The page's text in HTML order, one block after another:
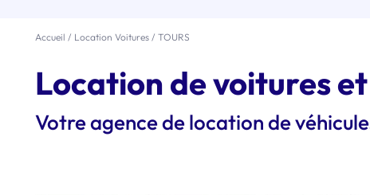
Accueil / Location Voitures / TOURS
Location de voitures
Votre agence de location de